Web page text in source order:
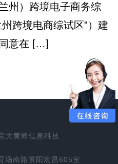
州）跨境电子商务综
跨境电商综试区”）建
意在 […]
大黄蜂信息科技
场南路景阳宏昌605室